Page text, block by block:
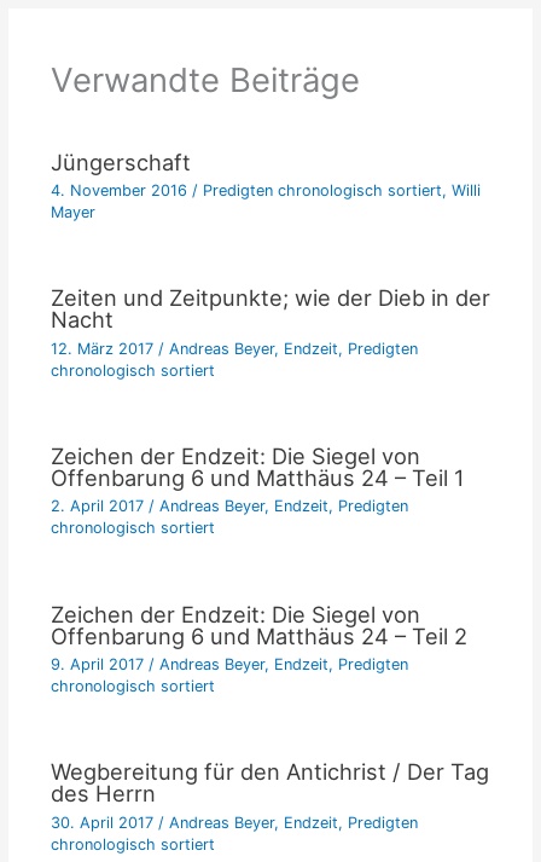
Verwandte Beiträge
Jüngerschaft
4. November 2016 / Predigten chronologisch sortiert, Willi
Mayer
Zeiten und Zeitpunkte; wie der Dieb in der
Nacht
12. März 2017 / Andreas Beyer, Endzeit, Predigten
chronologisch sortiert
Zeichen der Endzeit: Die Siegel von
Offenbarung 6 und Matthäus 24 – Teil 1
2. April 2017 / Andreas Beyer, Endzeit, Predigten
chronologisch sortiert
Zeichen der Endzeit: Die Siegel von
Offenbarung 6 und Matthäus 24 – Teil 2
9. April 2017 / Andreas Beyer, Endzeit, Predigten
chronologisch sortiert
Wegbereitung für den Antichrist / Der Tag
des Herrn
30. April 2017 / Andreas Beyer, Endzeit, Predigten
chronologisch sortiert